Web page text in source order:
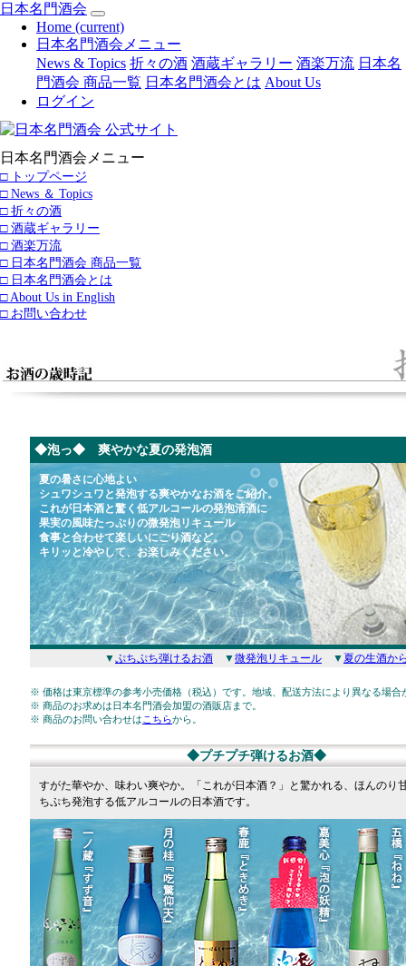
日本名門酒会
Home (current)
日本名門酒会メニュー
News & Topics 折々の酒 酒蔵ギャラリー 酒楽万流 日本名
門酒会 商品一覧 日本名門酒会とは About Us
ログイン
日本名門酒会メニュー
□ トップページ
□ News ＆ Topics
□ 折々の酒
□ 酒蔵ギャラリー
□ 酒楽万流
□ 日本名門酒会 商品一覧
□ 日本名門酒会とは
□ About Us in English
□ お問い合わせ
◆泡っ◆ 爽やかな夏の発泡酒
夏の暑さに心地よい
シュワシュワと発泡する爽やかなお酒をご紹介。
これが日本酒と驚く低アルコールの発泡清酒に
果実の風味たっぷりの微発泡リキュール
食事と合わせて楽しいにごり酒など。
キリッと冷やして、お楽しみください。
▼ぷちぷち弾けるお酒 ▼微発泡リキュール ▼夏の生酒か
※ 価格は東京標準の参考小売価格（税込）です。地域、配送方法により異なる場合
※ 商品のお求めは日本名門酒会加盟の酒販店まで。
※ 商品のお問い合わせは こちらから。
◆プチプチ弾けるお酒◆
すがた華やか、味わい爽やか。「これが日本酒？」と驚かれる、ほんのり
ちぷち発泡する低アルコールの日本酒です。